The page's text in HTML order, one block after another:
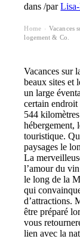
dans/par
Home
Vacances
logement & Co.
Vacances sur
beaux sites et
un large
certain
544
hébergement,
touristique.
paysages le
La
l’amour du
le long de la
qui
d’attractions.
être préparé
vous
lien avec la